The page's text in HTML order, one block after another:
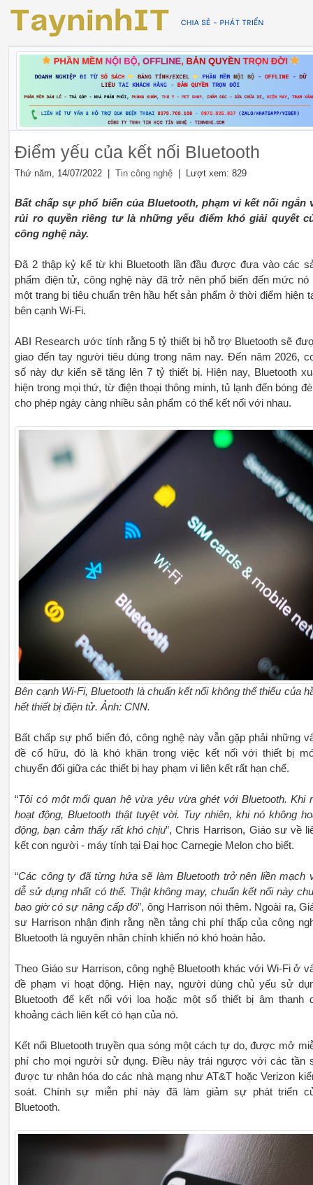
Điểm yếu của kết nối Bluetooth
Thứ năm, 14/07/2022 |Tin công nghệ | Lượt xem: 829
Bất chấp sự phổ biến của Bluetooth, phạm vi kết nối ngắn
rủi ro quyền riêng tư là những yếu điểm khó giải quyết
công nghệ này.
Đã 2 thập kỷ kể từ khi Bluetooth lần đầu được đưa vào các
phẩm điện tử, công nghệ này đã trở nên phổ biến đến mức nó
một trang bị tiêu chuẩn trên hầu hết sản phẩm ở thời điểm hiện
bên cạnh Wi-Fi.
ABI Research ước tính rằng 5 tỷ thiết bị hỗ trợ Bluetooth sẽ
giao đến tay người tiêu dùng trong năm nay. Đến năm 2026,
số này dự kiến ​​sẽ tăng lên 7 tỷ thiết bị. Hiện nay, Bluetooth
hiện trong mọi thứ, từ điện thoại thông minh, tủ lạnh đến bóng
cho phép ngày càng nhiều sản phẩm có thể kết nối với nhau.
Bên cạnh Wi-Fi, Bluetooth là chuẩn kết nối không thể thiếu của
hết thiết bị điện tử. Ảnh: CNN.
Bất chấp sự phổ biến đó, công nghệ này vẫn gặp phải những
đề cố hữu, đó là khó khăn trong việc kết nối với thiết bị
chuyển đổi giữa các thiết bị hay phạm vi liên kết rất hạn chế.
“Tôi có một mối quan hệ vừa yêu vừa ghét với Bluetooth. Khi
hoạt động, Bluetooth thật tuyệt vời. Tuy nhiên, khi nó không
động, bạn cảm thấy rất khó chịu”, Chris Harrison, Giáo sư về
kết con người - máy tính tại Đại học Carnegie Melon cho biết.
“Các công ty đã từng hứa sẽ làm Bluetooth trở nên liền mạch
dễ sử dụng nhất có thể. Thật không may, chuẩn kết nối này
bao giờ có sự nâng cấp đó”, ông Harrison nói thêm. Ngoài ra,
sư Harrison nhận định rằng nền tảng chi phí thấp của công
Bluetooth là nguyên nhân chính khiến nó khó hoàn hảo.
Theo Giáo sư Harrison, công nghệ Bluetooth khác với Wi-Fi ở
đề phạm vi hoạt động. Hiện nay, người dùng chủ yếu sử
Bluetooth để kết nối với loa hoặc một số thiết bị âm thanh
khoảng cách liên kết có hạn của nó.
Kết nối Bluetooth truyền qua sóng một cách tự do, được mở
phí cho mọi người sử dụng. Điều này trái ngược với các tần
được tư nhân hóa do các nhà mạng như AT&T hoặc Verizon
soát. Chính sự miễn phí này đã làm giảm sự phát triển
Bluetooth.